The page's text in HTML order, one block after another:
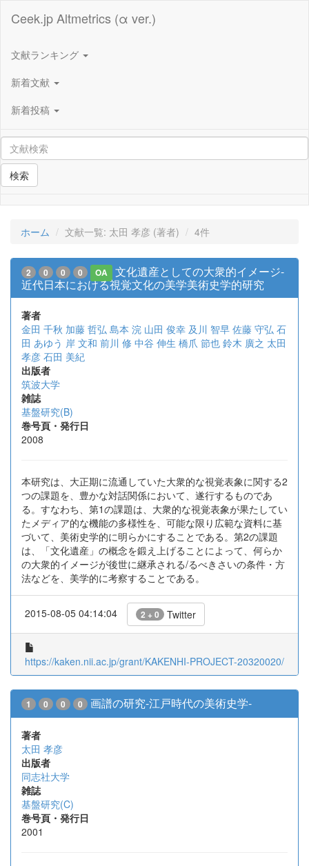
Ceek.jp Altmetrics (α ver.)
文献ランキング
新着文献
新着投稿
検索
ホーム 文献一覧: 太田 孝彦 (著者) 4件
2 0 0 0 OA
文化遺産としての大衆的イメージ-
近代日本における視覚文化の美学美術史学的研究
著者
金田 千秋 加藤 哲弘 島本 浣 山田 俊幸 及川 智早 佐藤 守弘 石
田 あゆう 岸 文和 前川 修 中谷 伸生 橋爪 節也 鈴木 廣之 太田
孝彦 石田 美紀
出版者
筑波大学
雑誌
基盤研究(B)
巻号頁・発行日
2008
本研究は、大正期に流通していた大衆的な視覚表象に関する2
つの課題を、豊かな対話関係において、遂行するものであ
る。すなわち、第1の課題は、大衆的な視覚表象が果たしてい
たメディア的な機能の多様性を、可能な限り広範な資料に基
づいて、美術史学的に明らかにすることである。第2の課題
は、「文化遺産」の概念を鍛え上げることによって、何らか
の大衆的イメージが後世に継承される/るべきさいの条件・方
法などを、美学的に考察することである。
2015-08-05 04:14:04 2 + 0 Twitter
https://kaken.nii.ac.jp/grant/KAKENHI-PROJECT-20320020/
1 0 0 0 画譜の研究-江戸時代の美術史学-
著者
太田 孝彦
出版者
同志社大学
雑誌
基盤研究(C)
巻号頁・発行日
2001